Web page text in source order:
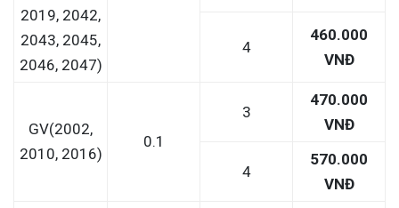
2019, 2042,
2043, 2045,
2046, 2047)
4
460.000
VNĐ
GV(2002,
2010, 2016)
0.1
3
470.000
VNĐ
4
570.000
VNĐ